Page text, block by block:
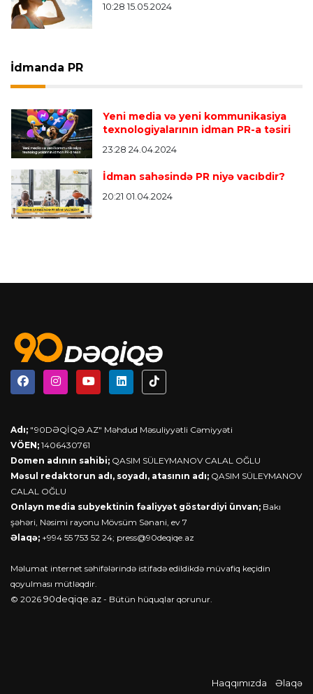
10:28 15.05.2024
İdmanda PR
Yeni media və yeni kommunikasiya
texnologiyalarının idman PR-a təsiri
23:28 24.04.2024
İdman sahəsində PR niyə vacıbdir?
20:21 01.04.2024
Adı; "90DƏQİQƏ.AZ" Məhdud Məsuliyyətli Cəmiyyəti
VÖEN; 1406430761
Domen adının sahibi; QASIM SÜLEYMANOV CALAL OĞLU
Məsul redaktorun adı, soyadı, atasının adı; QASIM SÜLEYMANOV
CALAL OĞLU
Onlayn media subyektinin fəaliyyət göstərdiyi ünvan; Bakı
şəhəri, Nəsimi rayonu Mövsüm Sənani, ev 7
Əlaqə; +994 55 753 52 24; press@90deqiqe.az
Məlumat internet səhifələrində istifadə edildikdə müvafiq keçidin
qoyulması mütləqdir.
© 2026 90deqiqe.az - Bütün hüquqlar qorunur.
Haqqımızda Əlaqə